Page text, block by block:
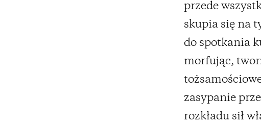
przede
skupia się na
do spotkania
morfując,
zasypanie
rozkładu sił